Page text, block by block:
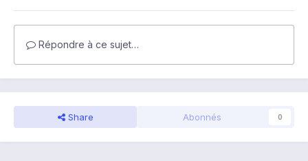
Répondre à ce sujet…
Share Abonnés 0